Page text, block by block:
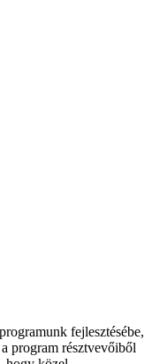
fejlesztésébe,
program résztvevőiből